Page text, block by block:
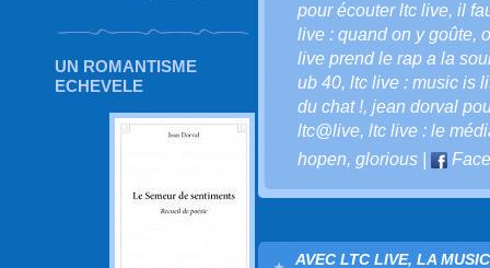
UN ROMANTISME
ECHEVELE
pour écouter ltc live, il
live : quand on y goûte,
live prend le rap a la
ub 40, ltc live : music is
du chat !, jean dorval
ltc@live, ltc live : le
hopen, glorious
AVEC LTC LIVE, LA